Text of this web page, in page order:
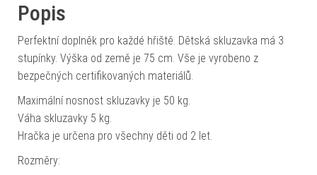
Popis
Perfektní doplněk pro každé hřiště. Dětská skluzavka má 3
stupínky. Výška od země je 75 cm. Vše je vyrobeno z
bezpečných certifikovaných materiálů.
Maximální nosnost skluzavky je 50 kg.
Váha skluzavky 5 kg.
Hračka je určena pro všechny děti od 2 let.
Rozměry: